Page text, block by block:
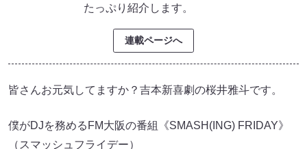
たっぷり紹介します。
連載ページへ
皆さんお元気してますか？吉本新喜劇の桜井雅斗です。
僕がDJを務めるFM大阪の番組《SMASH(ING) FRIDAY》
（スマッシュフライデー）